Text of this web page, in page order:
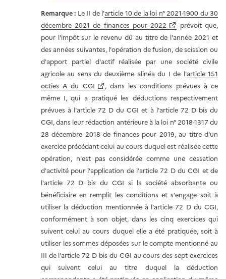
Remarque: Le II de l'article 10 de la loi n° 2021-1900 du 30
décembre 2021 de finances pour 2022
prévoit que,
pour l'impôt sur le revenu dû au titre de l'année 2021 et
des années suivantes, l'opération de fusion, de scission ou
d'apport partiel d'actif réalisée par une société civile
agricole au sens du deuxième alinéa du I de l'article 151
octies A du CGI
, dans les conditions prévues à ce
même I, qui a pratiqué les déductions respectivement
prévues à l'article 72 D du CGI et à l'article 72 D bis du
CGI, dans leur rédaction antérieure à la loi n° 2018-1317 du
28 décembre 2018 de finances pour 2019, au titre d'un
exercice précédant celui au cours duquel est réalisée cette
opération, n'est pas considérée comme une cessation
d'activité pour l'application de l'article 72 D du CGI et de
l'article 72 D bis du CGI si la société absorbante ou
bénéficiaire en remplit les conditions et s'engage soit à
utiliser la déduction mentionnée à l'article 72 D du CGI,
conformément à son objet, dans les cinq exercices qui
suivent celui au cours duquel elle a été pratiquée, soit à
utiliser les sommes déposées sur le compte mentionné au
III de l'article 72 D bis du CGI au cours des sept exercices
qui suivent celui au titre duquel la déduction